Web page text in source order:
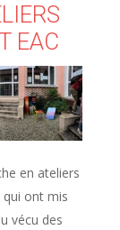
EAC
en ateliers
qui ont mis
vécu des